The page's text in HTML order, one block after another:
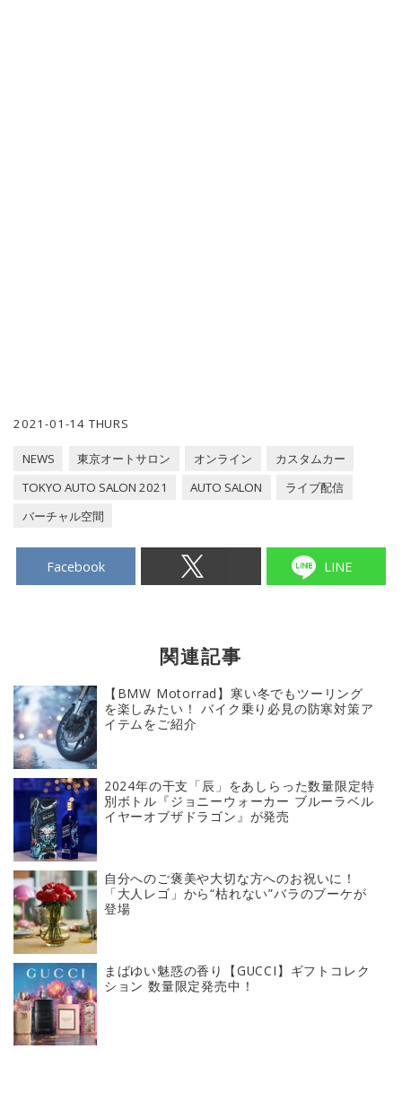
2021-01-14 THURS
NEWS 東京オートサロン オンライン
カスタムカー
TOKYO AUTO SALON 2021
AUTO SALON
ライブ配信
バーチャル空間
Facebook LINE
関連記事
【BMW Motorrad】寒い冬でもツーリング
を楽しみたい！ バイク乗り必見の防寒対策ア
イテムをご紹介
2024年の干支「辰」をあしらった数量限定特
別ボトル『ジョニーウォーカー ブルーラベル
イヤーオブザドラゴン』が発売
自分へのご褒美や大切な方へのお祝いに！
「大人レゴ」から“枯れない”バラのブーケが
登場
まばゆい魅惑の香り【GUCCI】ギフトコレク
ション 数量限定発売中！